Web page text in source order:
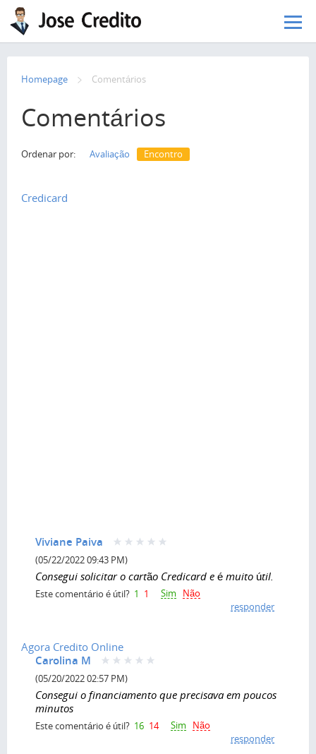
Pular para o conteúdo principal
Homepage Сomentários
Comentários
Ordenar por: Avaliação Encontro
Credicard
Viviane Paiva
(05/22/2022 09:43 PM)
Consegui solicitar o cartão Credicard e é muito útil.
Este comentário é útil? 1 1 Sim
Não
responder
Agora Credito Online
Carolina M
(05/20/2022 02:57 PM)
Consegui o financiamento que precisava em poucos
minutos
Este comentário é útil? 16 14 Sim
Não
responder